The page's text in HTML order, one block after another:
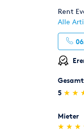
Rent
Alle
5 (*)
★
★
(*) ★
★
(*)
(*)
(*)
Mieter
(*)
★
★
(*) ★
★
(*) ★
★
(*)
(*)